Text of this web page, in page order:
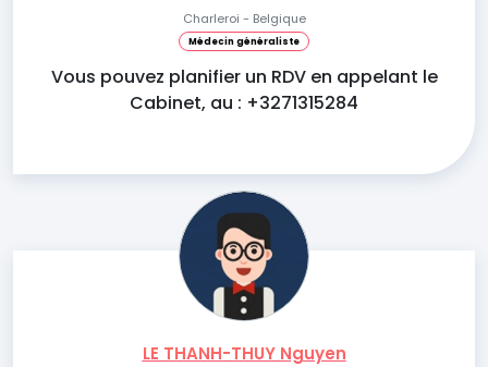
Charleroi - Belgique
Médecin généraliste
Vous pouvez planifier un RDV en appelant le
Cabinet, au : +3271315284
LE THANH-THUY Nguyen